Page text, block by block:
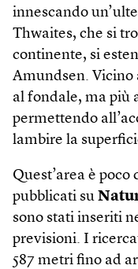
innescando
Thwaites, che si
continente, si
Amundsen. Vicino
al fondale, ma più
permettendo
lambire la
Quest’area è
pubblicati su
sono stati inseriti
previsioni. I
587 metri fino ad